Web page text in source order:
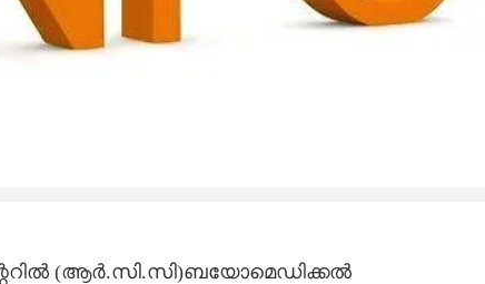
(ആർ.സി.സി)ബയോമെഡിക്കൽ